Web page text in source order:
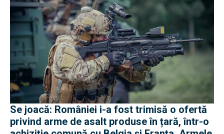
Se joacă: României i-a fost trimisă o ofertă
privind arme de asalt produse în țară, într-o